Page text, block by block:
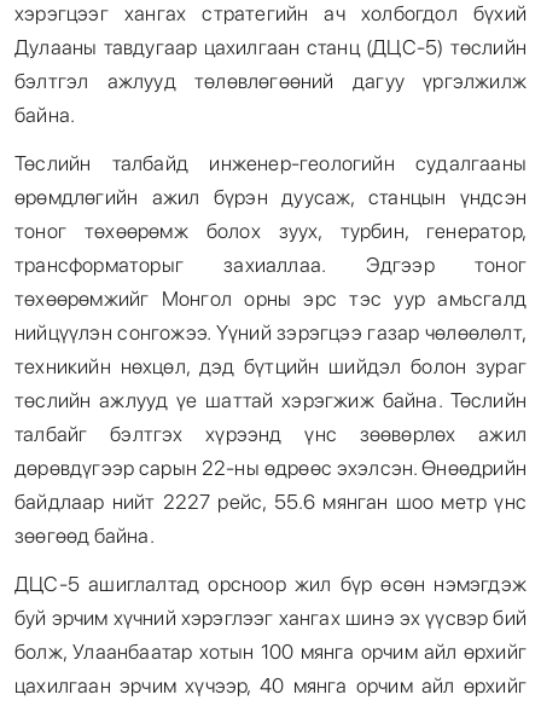
хэрэгцээг хангах стратегийн ач холбогдол бүхий
Дулааны тавдугаар цахилгаан станц (ДЦС-5) төслийн
бэлтгэл ажлууд төлөвлөгөөний дагуу үргэлжилж
байна.
Төслийн талбайд инженер-геологийн судалгааны
өрөмдлөгийн ажил бүрэн дуусаж, станцын үндсэн
тоног төхөөрөмж болох зуух, турбин, генератор,
трансформаторыг захиаллаа. Эдгээр тоног
төхөөрөмжийг Монгол орны эрс тэс уур амьсгалд
нийцүүлэн сонгожээ. Үүний зэрэгцээ газар чөлөөлөлт,
техникийн нөхцөл, дэд бүтцийн шийдэл болон зураг
төслийн ажлууд үе шаттай хэрэгжиж байна. Төслийн
талбайг бэлтгэх хүрээнд үнс зөөвөрлөх ажил
дөрөвдүгээр сарын 22-ны өдрөөс эхэлсэн. Өнөөдрийн
байдлаар нийт 2227 рейс, 55.6 мянган шоо метр үнс
зөөгөөд байна.
ДЦС-5 ашиглалтад орсноор жил бүр өсөн нэмэгдэж
буй эрчим хүчний хэрэглээг хангах шинэ эх үүсвэр бий
болж, Улаанбаатар хотын 100 мянга орчим айл өрхийг
цахилгаан эрчим хүчээр, 40 мянга орчим айл өрхийг